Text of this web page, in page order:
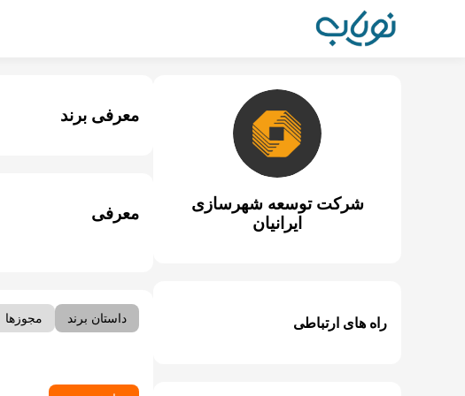
شرکت توسعه شهرسازی
ایرانیان
راه های ارتباطی
معرفی برند
معرفی
داستان برند مجوزها